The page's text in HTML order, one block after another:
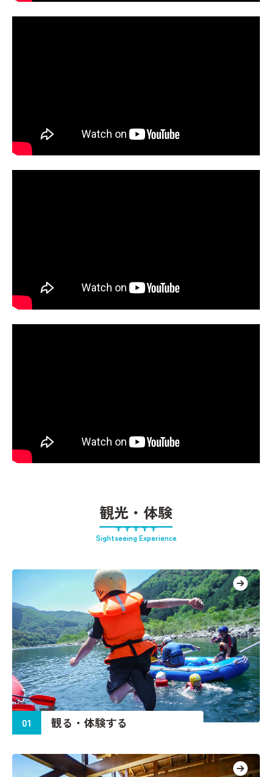
観光・体験
Sightseeing Experience
01 観る ・ 体験する